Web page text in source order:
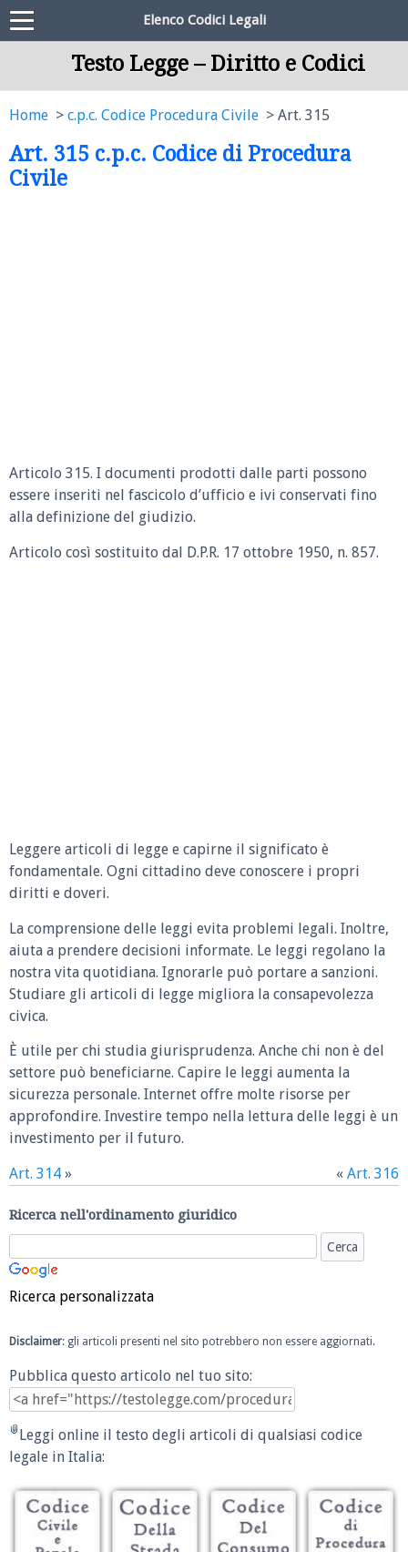
Elenco Codici Legali
Testo Legge – Diritto e Codici
Home c.p.c. Codice Procedura Civile Art. 315
Art. 315 c.p.c. Codice di Procedura
Civile
Articolo 315. I documenti prodotti dalle parti possono
essere inseriti nel fascicolo d’ufficio e ivi conservati fino
alla definizione del giudizio.
Articolo così sostituito dal D.P.R. 17 ottobre 1950, n. 857.
Leggere articoli di legge e capirne il significato è
fondamentale. Ogni cittadino deve conoscere i propri
diritti e doveri.
La comprensione delle leggi evita problemi legali. Inoltre,
aiuta a prendere decisioni informate. Le leggi regolano la
nostra vita quotidiana. Ignorarle può portare a sanzioni.
Studiare gli articoli di legge migliora la consapevolezza
civica.
È utile per chi studia giurisprudenza. Anche chi non è del
settore può beneficiarne. Capire le leggi aumenta la
sicurezza personale. Internet offre molte risorse per
approfondire. Investire tempo nella lettura delle leggi è un
investimento per il futuro.
Art. 314 » « Art. 316
Ricerca nell'ordinamento giuridico
Ricerca personalizzata
Disclaimer: gli articoli presenti nel sito potrebbero non essere aggiornati.
Pubblica questo articolo nel tuo sito:
Leggi online il testo degli articoli di qualsiasi codice
legale in Italia: